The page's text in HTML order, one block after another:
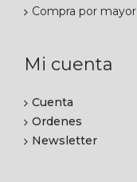
Compra por mayor
Mi cuenta
Cuenta
Ordenes
Newsletter